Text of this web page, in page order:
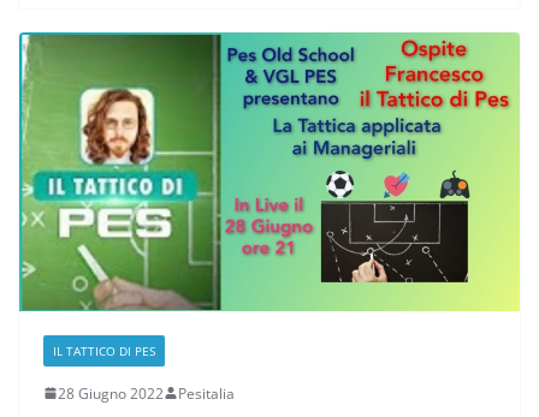
IL TATTICO DI PES
28 Giugno 2022 Pesitalia